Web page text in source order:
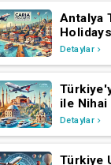
Antalya
Detaylar
ile Nihai
Detaylar
Türkiye